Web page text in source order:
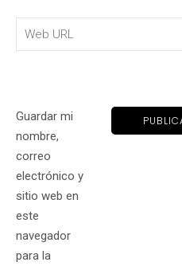
Guardar mi
nombre,
correo
electrónico y
sitio web en
este
navegador
para la